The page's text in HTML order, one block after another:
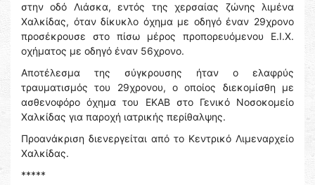
στην οδό Λιάσκα, εντός της χερσαίας ζώνης λιμένα
Χαλκίδας, όταν δίκυκλο όχημα με οδηγό έναν 29χρονο
προσέκρουσε στο πίσω μέρος προπορευόμενου Ε.Ι.Χ.
οχήματος με οδηγό έναν 56χρονο.
Αποτέλεσμα της σύγκρουσης ήταν ο ελαφρύς
τραυματισμός του 29χρονου, ο οποίος διεκομίσθη με
ασθενοφόρο όχημα του ΕΚΑΒ στο Γενικό Νοσοκομείο
Χαλκίδας για παροχή ιατρικής περίθαλψης.
Προανάκριση διενεργείται από το Κεντρικό Λιμεναρχείο
Χαλκίδας.
*****